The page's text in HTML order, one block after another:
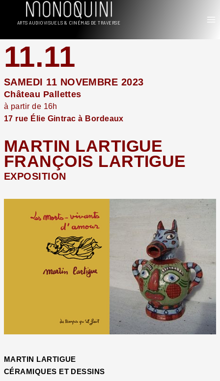
ARTS AUDIOVISUELS & CINÉMAS DE TRAVERSE
11.11
SAMEDI 11 NOVEMBRE 2023
Château Pallettes
à partir de 16h
17 rue Élie Gintrac à Bordeaux
MARTIN LARTIGUE
FRANÇOIS LARTIGUE
EXPOSITION
MARTIN LARTIGUE
CÉRAMIQUES ET DESSINS